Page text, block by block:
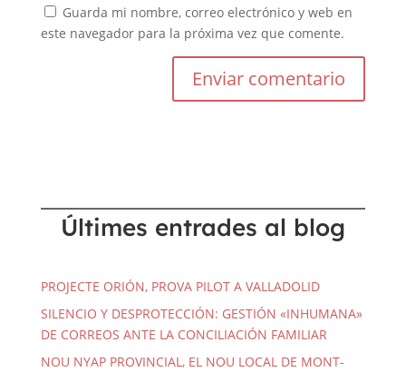
Guarda mi nombre, correo electrónico y web en
este navegador para la próxima vez que comente.
Últimes entrades al blog
PROJECTE ORIÓN, PROVA PILOT A VALLADOLID
SILENCIO Y DESPROTECCIÓN: GESTIÓN «INHUMANA»
DE CORREOS ANTE LA CONCILIACIÓN FAMILIAR
NOU NYAP PROVINCIAL, EL NOU LOCAL DE MONT-